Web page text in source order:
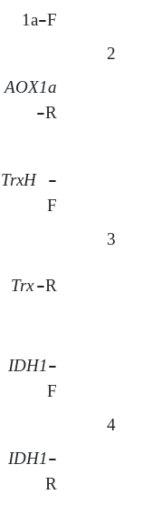
2
1a-F
AOX1a
-R
3
TrxH -
F
Trx-R
4
IDH1-
F
IDH1-
R